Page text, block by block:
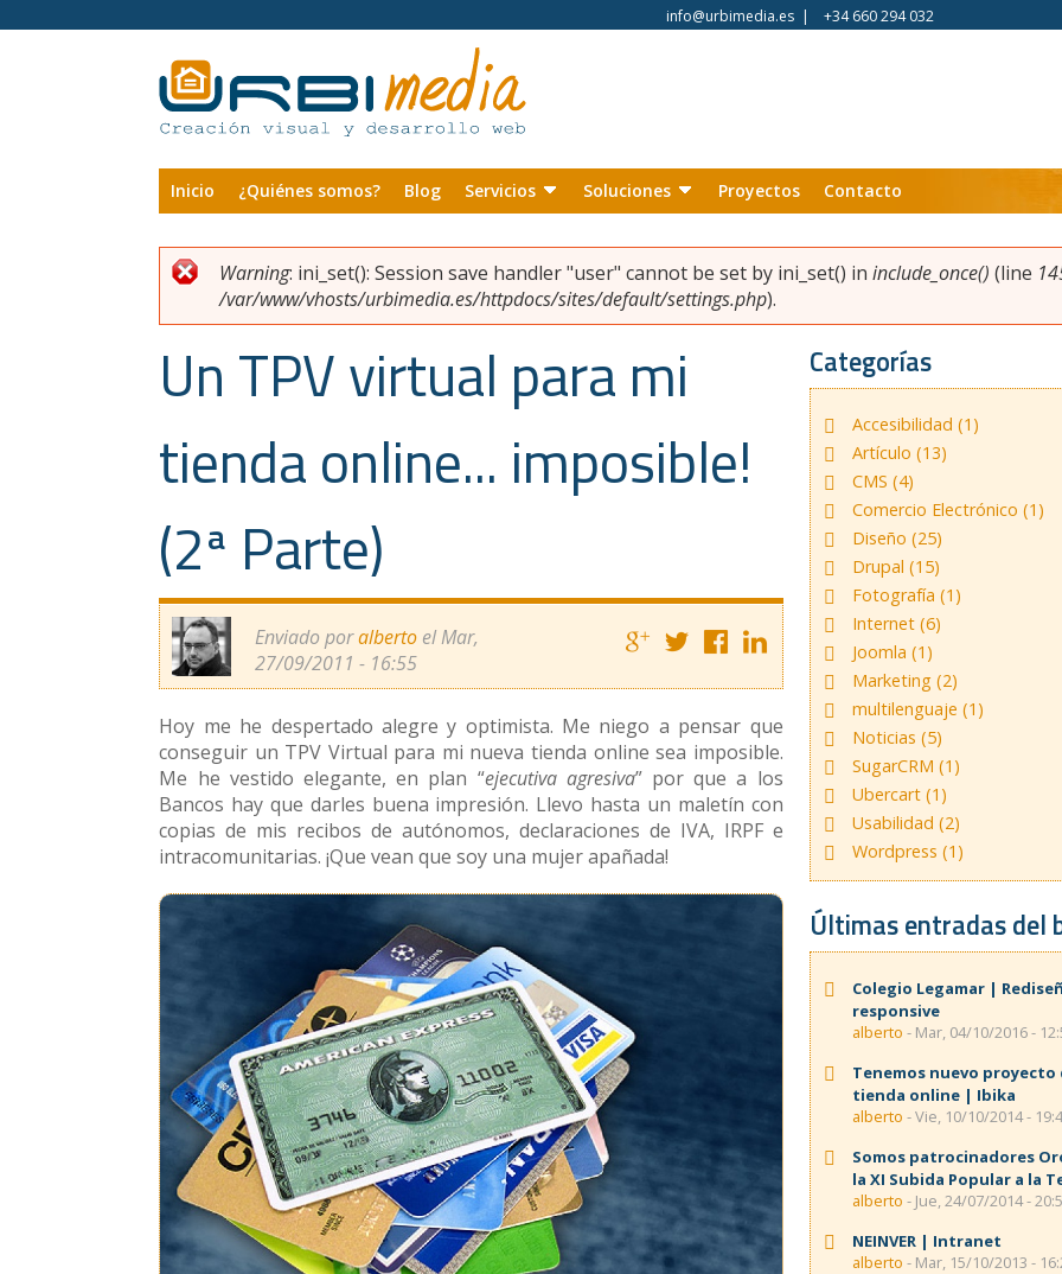
Pasar al contenido principal
Inicio ¿Quiénes somos? Blog Servicios Soluciones Proyectos Contacto
info@urbimedia.es | +34 660 294 032
Usted está aquí
Mensaje de error
Warning: ini_set(): Session save handler "user" cannot be set by ini_set() ininclude_once() (line
/var/www/vhosts/urbimedia.es/httpdocs/sites/default/settings.php).
Un TPV virtual para mi
tienda online... imposible!
(2ª Parte)
Enviado poralberto el Mar,
27/09/2011 - 16:55
Hoy me he despertado alegre y optimista. Me niego a pensar que
conseguir un TPV Virtual para mi nueva tienda online sea imposible.
Me he vestido elegante, en plan “ejecutiva agresiva” por que a los
Bancos hay que darles buena impresión. Llevo hasta un maletín con
copias de mis recibos de autónomos, declaraciones de IVA, IRPF e
intracomunitarias. ¡Que vean que soy una mujer apañada!
Categorías
Accesibilidad (1)
Artículo (13)
CMS (4)
Comercio Electrónico (1)
Diseño (25)
Drupal (15)
Fotografía (1)
Internet (6)
Joomla (1)
Marketing (2)
multilenguaje (1)
Noticias (5)
SugarCRM (1)
Ubercart (1)
Usabilidad (2)
Wordpress (1)
Últimas entradas del
Colegio Legamar |
responsive
alberto - Mar, 04/10/2016 -
Tenemos nuevo proyecto
tienda online | Ibika
alberto - Vie, 10/10/2014 -
Somos patrocinadores
la XI Subida Popular a la
alberto - Jue, 24/07/2014 -
NEINVER | Intranet
alberto - Mar, 15/10/2013 -